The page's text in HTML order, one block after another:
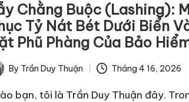
Chằng Buộc (Lashing):
Tỷ Nát Bét Dưới Biển
Phũ Phàng Của Bảo
By Trần Duy Thuận Tháng 4 16, 2026
bạn, tôi là Trần Duy Thuận đây.